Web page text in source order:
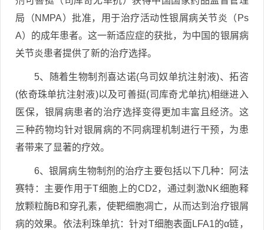
局（NMPA）批准，用于治疗活动性银屑病关节炎（Ps
A）的成年患者。这一新适应症的获批，为中国的银屑病
关节炎患者提供了新的治疗选择。
5、随着生物制剂喜达诺(乌司奴单抗注射液)、拓咨
(依奇珠单抗注射液)以及可善挺(司库奇尤单抗)相继进入
医保，银屑病患者的治疗选择变得更加丰富且经济。这
三种药物均针对银屑病的不同病理机制进行干预，为患
者带来了显著的疗效。
6、银屑病生物制剂的治疗主要包括以下几种：阿法
赛特：主要作用于T细胞上的CD2，通过刺激NK细胞释
放颗粒酶B和穿孔素，使靶细胞凋亡，从而达到治疗银屑
病的效果。依法利珠单抗：针对T细胞表面LFA1的α链，